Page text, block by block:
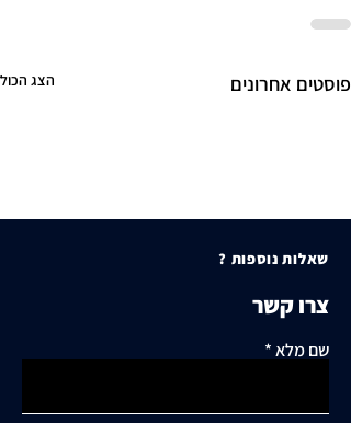
פוסטים אחרונים הצג הכול
שאלות נוספות ?
צרו קשר
שם מלא